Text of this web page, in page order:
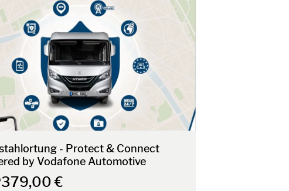
- Protect & Connect
by Vodafone Automotive
379,00 €